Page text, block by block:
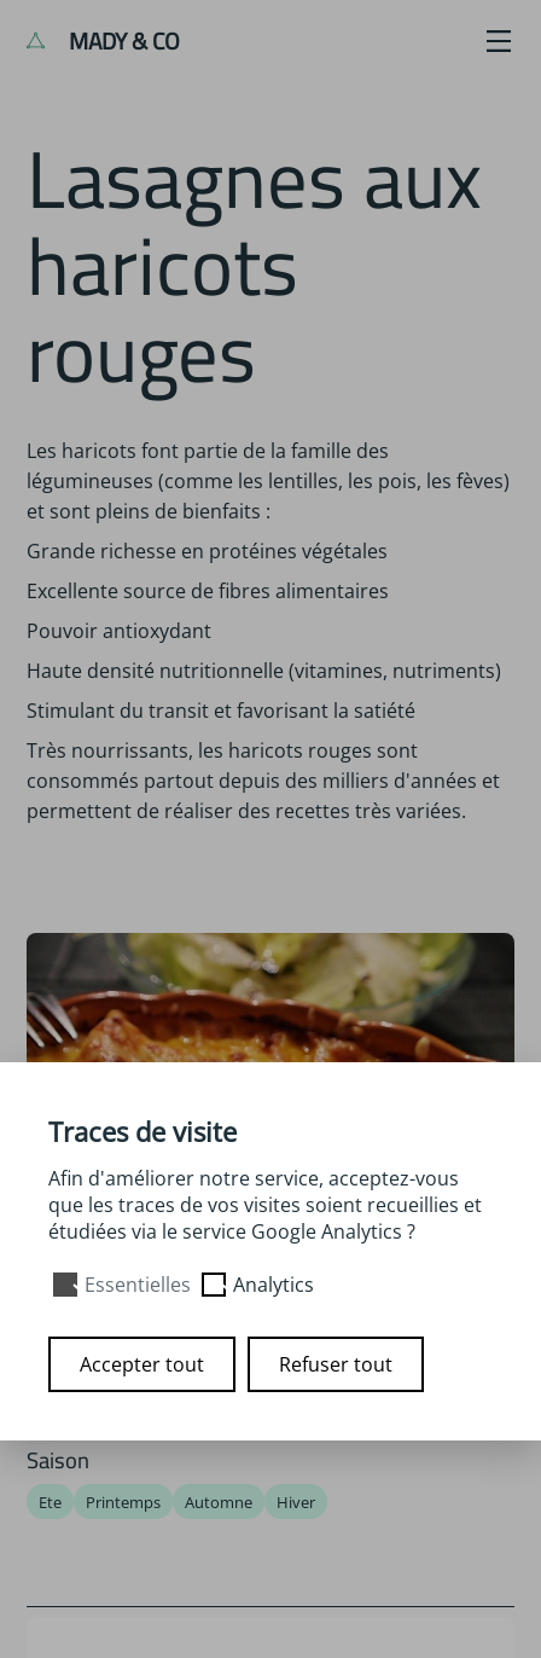
MADY & CO
Lasagnes aux
haricots
rouges
Les haricots font partie de la famille des
légumineuses (comme les lentilles, les pois, les fèves)
et sont pleins de bienfaits :
Grande richesse en protéines végétales
Excellente source de fibres alimentaires
Pouvoir antioxydant
Haute densité nutritionnelle (vitamines, nutriments)
Stimulant du transit et favorisant la satiété
Très nourrissants, les haricots rouges sont
consommés partout depuis des milliers d'années et
permettent de réaliser des recettes très variées.
Recette
Saison
Ete Printemps Automne Hiver
Traces de visite
Afin d'améliorer notre service, acceptez-vous
que les traces de vos visites soient recueillies et
étudiées via le service Google Analytics ?
Essentielles
Analytics
Accepter tout Refuser tout